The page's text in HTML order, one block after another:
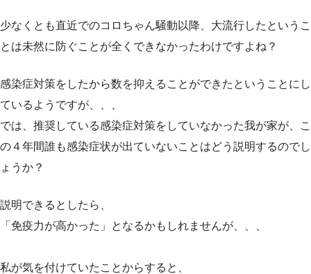
少なくとも直近でのコロちゃん騒動以降、大流行したというこ
とは未然に防ぐことが全くできなかったわけですよね？
感染症対策をしたから数を抑えることができたということにし
ているようですが、、、
では、推奨している感染症対策をしていなかった我が家が、こ
の４年間誰も感染症状が出ていないことはどう説明するのでし
ょうか？
説明できるとしたら、
「免疫力が高かった」となるかもしれませんが、、、
私が気を付けていたことからすると、